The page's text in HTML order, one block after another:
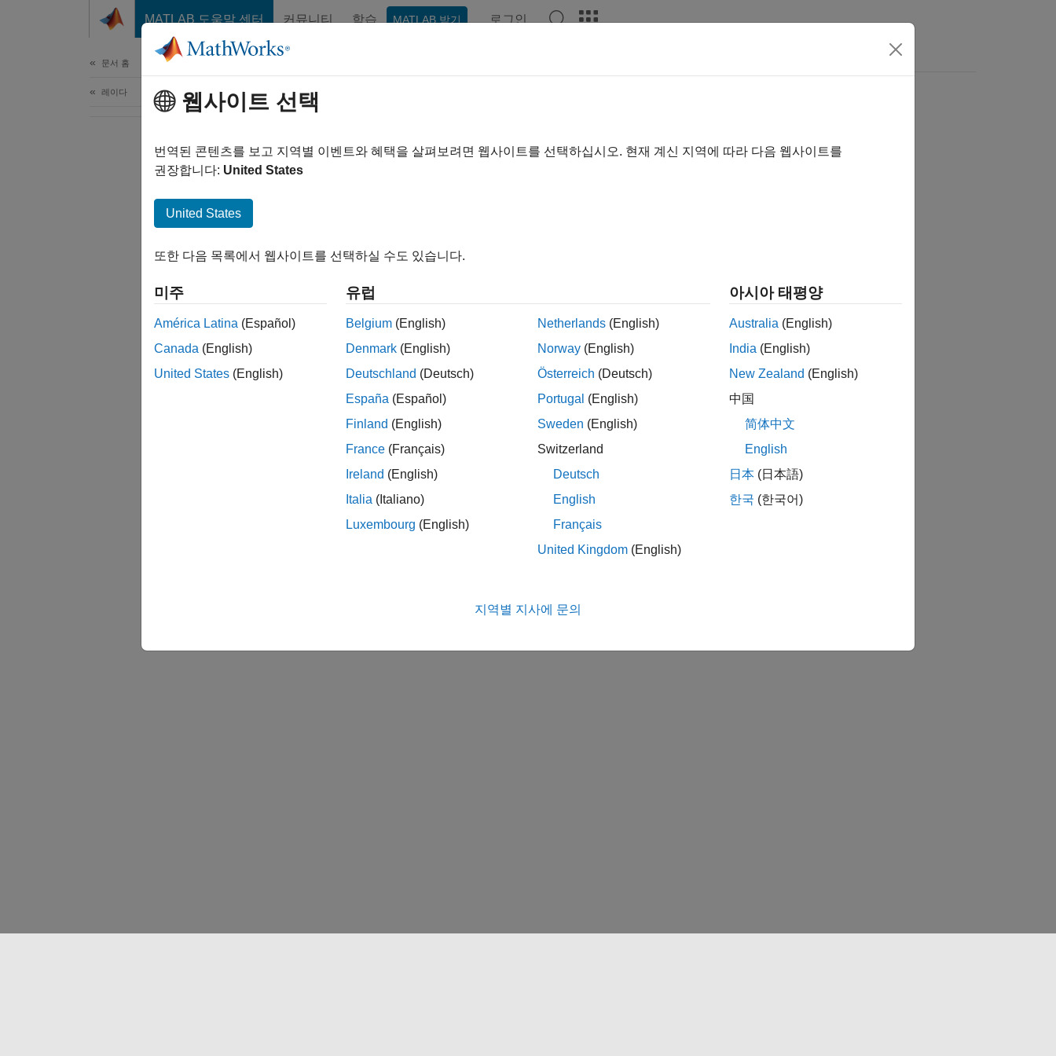
MATLAB 도움말 센터 커뮤니티 학습 MATLAB 받기 로그인
문서 홈
레이다
이 페이지가 얼마나 도움이 되었습니까?
웹사이트 선택
번역된 콘텐츠를 보고 지역별 이벤트와 혜택을 살펴보려면 웹사이트를 선택하십시오. 현재 계신 지역에 따라 다음 웹사이트를
권장합니다: United States
United States
또한 다음 목록에서 웹사이트를 선택하실 수도 있습니다.
미주
América Latina (Español)
Canada (English)
United States (English)
유럽
Belgium (English)
Denmark (English)
Deutschland (Deutsch)
España (Español)
Finland (English)
France (Français)
Ireland (English)
Italia (Italiano)
Luxembourg (English)
Netherlands (English)
Norway (English)
Österreich (Deutsch)
Portugal (English)
Sweden (English)
Switzerland
Deutsch
English
Français
United Kingdom (English)
아시아 태평양
Australia (English)
India (English)
New Zealand (English)
中国
简体中文
English
日本 (日本語)
한국 (한국어)
지역별 지사에 문의